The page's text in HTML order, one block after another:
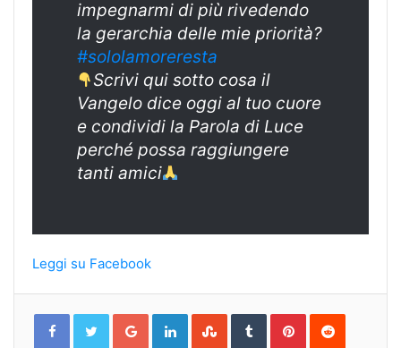
impegnarmi di più rivedendo
la gerarchia delle mie priorità?
#sololamoreresta
Scrivi qui sotto cosa il
Vangelo dice oggi al tuo cuore
e condividi la Parola di Luce
perché possa raggiungere
tanti amici
Leggi su Facebook
Google+LinkedInStumbleUpon
TumblrPinterestReddit